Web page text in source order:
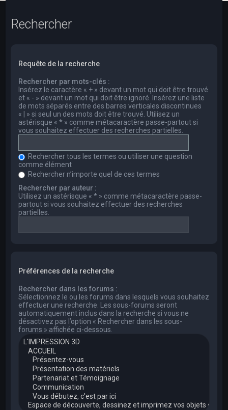
Rechercher
Requête de la recherche
Rechercher par mots-clés :
Insérez le caractère « + » devant un mot qui doit être trouvé
et « - » devant un mot qui doit être ignoré. Insérez une liste
de mots séparés entre des barres verticales discontinues
« | » si seul un des mots doit être trouvé. Utilisez un
astérisque « * » comme métacaractère passe-partout si
vous souhaitez effectuer des recherches partielles.
Rechercher tous les termes ou utiliser une question
comme élément
Rechercher n’importe quel de ces termes
Rechercher par auteur :
Utilisez un astérisque « * » comme métacaractère passe-
partout si vous souhaitez effectuer des recherches
partielles.
Préférences de la recherche
Rechercher dans les forums :
Sélectionnez le ou les forums dans lesquels vous souhaitez
effectuer une recherche. Les sous-forums seront
automatiquement inclus dans la recherche si vous ne
désactivez pas l’option « Rechercher dans les sous-
forums » affichée ci-dessous.